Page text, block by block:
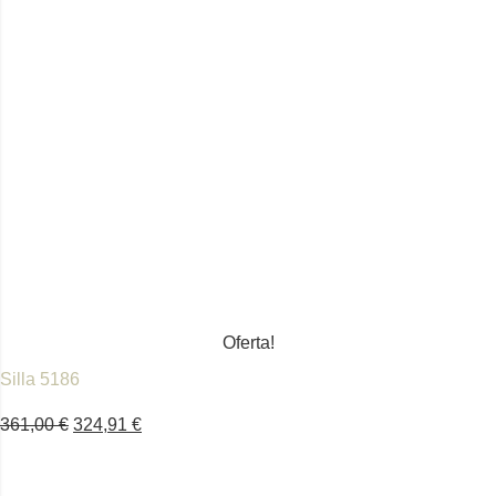
Oferta!
Silla 5186
361,00€ 324,91 €